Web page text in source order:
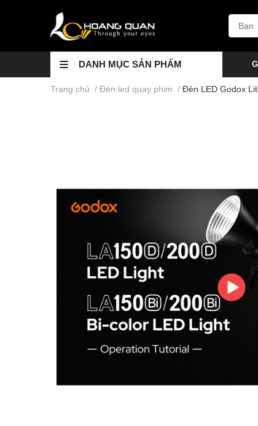
DANH MỤC SẢN PHẨM
Trang chủ / Đèn led quay phim / Đèn LED Godox